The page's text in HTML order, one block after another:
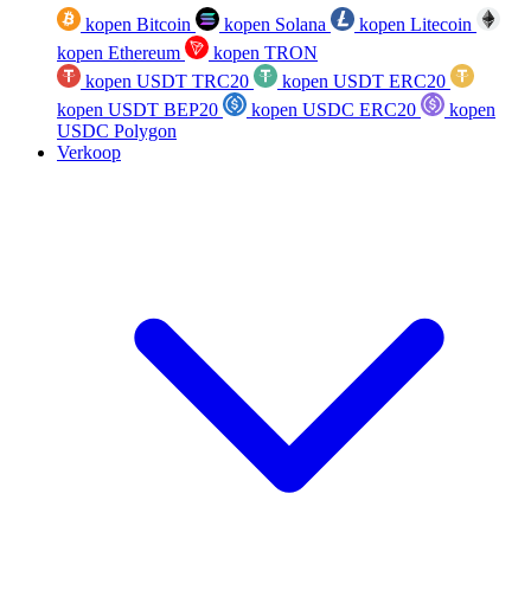
kopen Bitcoin kopen Solana
kopen Litecoin
kopen Ethereum
kopen TRON
kopen USDT TRC20
kopen USDT ERC20
kopen USDT BEP20
kopen USDC ERC20
kopen
USDC Polygon
Verkoop